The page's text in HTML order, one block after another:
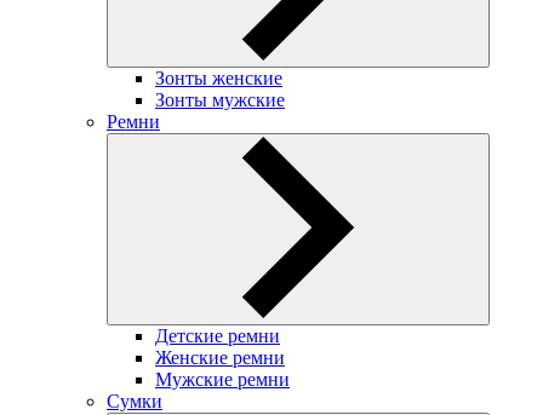
Зонты женские
Зонты мужские
Ремни
Детские ремни
Женские ремни
Мужские ремни
Сумки